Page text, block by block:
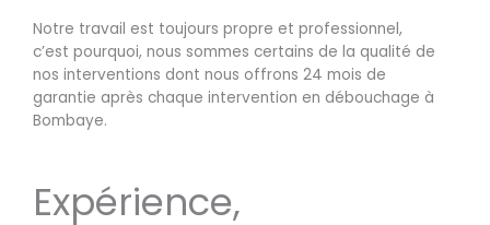
Notre travail est toujours propre et professionnel,
c’est pourquoi, nous sommes certains de la qualité de
nos interventions dont nous offrons 24 mois de
garantie après chaque intervention en débouchage à
Bombaye.
Expérience,